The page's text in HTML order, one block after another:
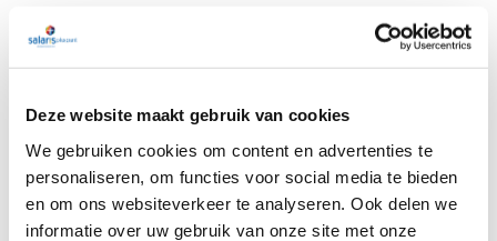
Deze website maakt gebruik van cookies
We gebruiken cookies om content en advertenties te
personaliseren, om functies voor social media te bieden
en om ons websiteverkeer te analyseren. Ook delen we
informatie over uw gebruik van onze site met onze
LAATSTE NIEUWS
Nieuwsbrief week 31 Werkkostenregeling bij
herstructurering